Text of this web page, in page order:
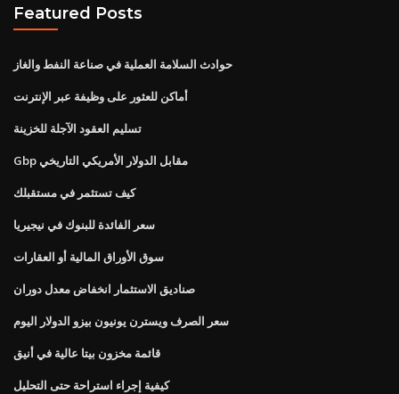
Featured Posts
حوادث السلامة العملية في صناعة النفط والغاز
أماكن للعثور على وظيفة عبر الإنترنت
تسليم العقود الآجلة للخزينة
Gbp مقابل الدولار الأمريكي التاريخي
كيف تستثمر في مستقبلك
سعر الفائدة للبنوك في نيجيريا
سوق الأوراق المالية أو العقارات
صناديق الاستثمار انخفاض معدل دوران
سعر الصرف ويسترن يونيون بيزو الدولار اليوم
قائمة مخزون بيتا عالية في أنيق
كيفية إجراء استراحة حتى التحليل